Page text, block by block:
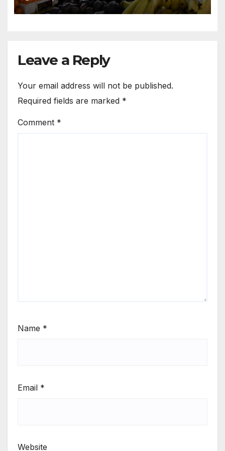
Leave a Reply
Your email address will not be published.
Required fields are marked *
Comment *
Name *
Email *
Website